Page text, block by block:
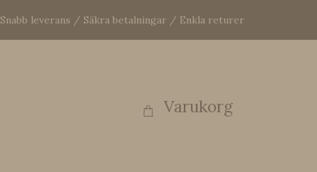
Snabb leverans / Säkra betalningar / Enkla returer
Varukorg